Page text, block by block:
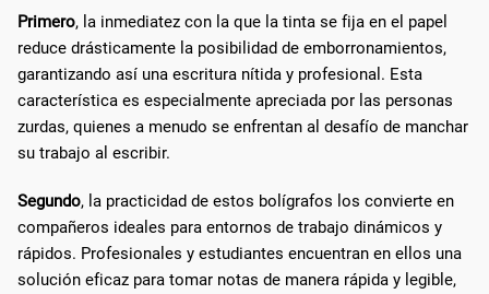
Primero, la inmediatez con la que la tinta se fija en el papel
reduce drásticamente la posibilidad de emborronamientos,
garantizando así una escritura nítida y profesional. Esta
característica es especialmente apreciada por las personas
zurdas, quienes a menudo se enfrentan al desafío de manchar
su trabajo al escribir.
Segundo, la practicidad de estos bolígrafos los convierte en
compañeros ideales para entornos de trabajo dinámicos y
rápidos. Profesionales y estudiantes encuentran en ellos una
solución eficaz para tomar notas de manera rápida y legible,